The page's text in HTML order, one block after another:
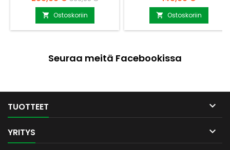
useimmille
nostolenkkisäkeille. Teline
nopeuttaa ja yksinkertaistaa
klapien ja säkkien käsittelyä.
kiinnikkeet ja säkki on irti
telineestä. Pyörivä yläorsi
 Ostoskoriin
uusittu malli, jossa
materiaalivahvuutta lisätty
sekä tuulihaan reiät lisätty
koukkuihin. Vapauta säkki
siipimutterit ja laskemalla
orret alas, mutta säkin saa
 Ostoskoriin
Seuraa meitä Facebookissa
TUOTTEET 
YRITYS 